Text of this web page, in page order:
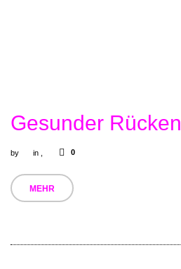
Gesunder Rücken
by in 0
MEHR